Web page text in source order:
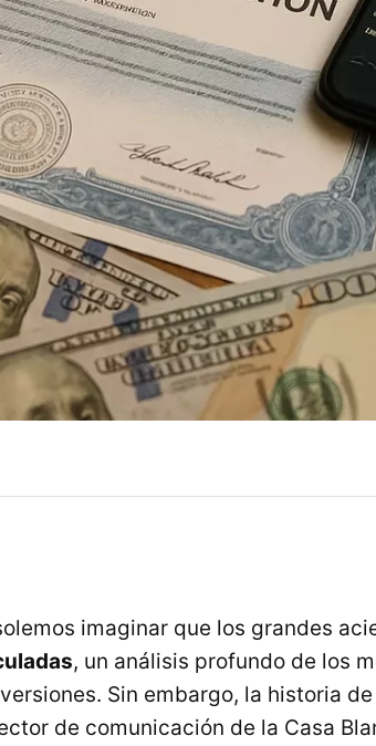
imaginar que los grandes
, un análisis profundo de los
Sin embargo, la historia de
de comunicación de la Casa